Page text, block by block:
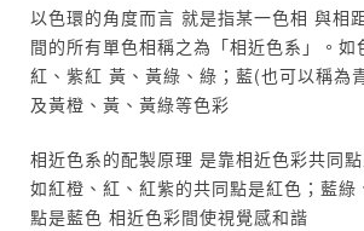
以色環的角度而言 就是指某一色相 與相
間的所有單色相稱之為「相近色系」。如
紅、紫紅 黃、黃綠、綠；藍(也可以稱為
及黃橙、黃、黃綠等色彩
相近色系的配製原理 是靠相近色彩共同
如紅橙、紅、紅紫的共同點是紅色；藍綠
點是藍色 相近色彩間使視覺感和諧